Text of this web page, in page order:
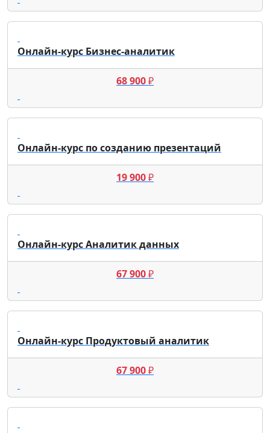
Онлайн-курс Бизнес-аналитик
68 900₽
Онлайн-курс по созданию презентаций
19 900₽
Онлайн-курс Аналитик данных
67 900₽
Онлайн-курс Продуктовый аналитик
67 900₽